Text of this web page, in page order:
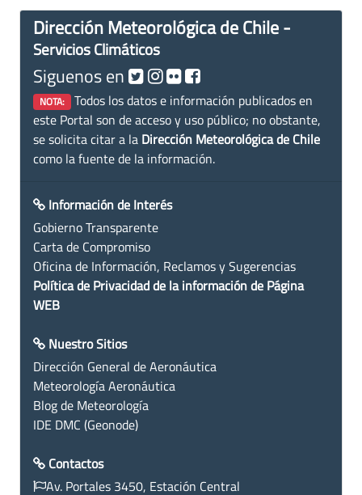
Dirección Meteorológica de Chile -
Servicios Climáticos
Siguenos en
NOTA: Todos los datos e información publicados en
este Portal son de acceso y uso público; no obstante,
se solicita citar a la Dirección Meteorológica de Chile
como la fuente de la información.
Información de Interés
Gobierno Transparente
Carta de Compromiso
Oficina de Información, Reclamos y Sugerencias
Política de Privacidad de la información de Página
WEB
Nuestro Sitios
Dirección General de Aeronáutica
Meteorología Aeronáutica
Blog de Meteorología
IDE DMC (Geonode)
Contactos
Av. Portales 3450, Estación Central